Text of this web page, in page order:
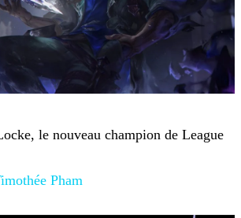
le nouveau champion de League
Pham